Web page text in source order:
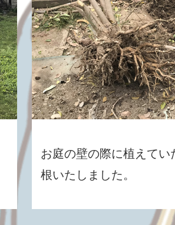
お庭の壁の際に植えてい
根いたしました。